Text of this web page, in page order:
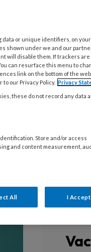
or unique identifiers, on your
shown under we and our
will disable them. If trackers are
can resurface this menu to
link on the bottom of the
our Privacy Policy. Privacy
these do not record any data
Store and/or access
and content measurement,
All I Accept